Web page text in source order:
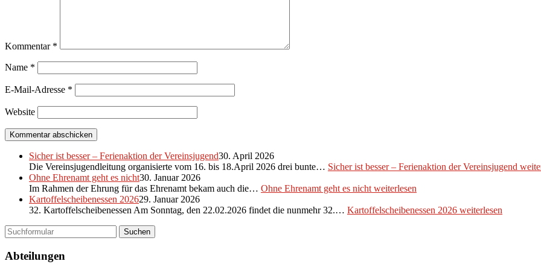
Kommentar *
Name *
E-Mail-Adresse *
Website
Sicher ist besser – Ferienaktion der Vereinsjugend30. April 2026
Die Vereinsjugendleitung organisierte vom 16. bis 18.April 2026 drei bunte… Sicher ist besser – Ferienaktion der Vereinsjugend
Ohne Ehrenamt geht es nicht30. Januar 2026
Im Rahmen der Ehrung für das Ehrenamt bekam auch die… Ohne Ehrenamt geht es nicht weiterlesen
Kartoffelscheibenessen 202629. Januar 2026
32. Kartoffelscheibenessen Am Sonntag, den 22.02.2026 findet die nunmehr 32.… Kartoffelscheibenessen 2026 weiterlesen
Suchen
Abteilungen